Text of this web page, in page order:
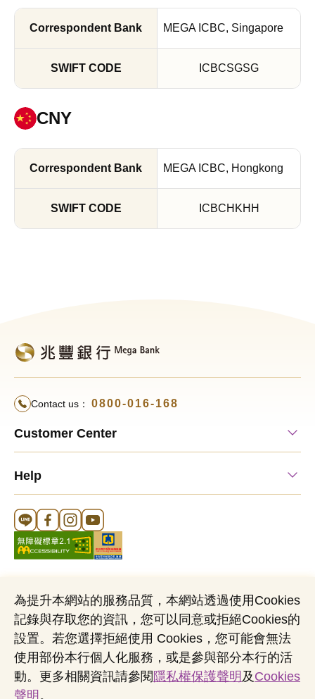
MEGA ICBC, Singapore
ICBCSGSG
CNY
MEGA ICBC, Hongkong
ICBCHKHH
Contact us： 0800-016-168
Customer Center
Help
Line 官方帳號
FB 官方帳號
Instagram 官方帳號
YouTube 官方帳號
Cookies Notice Sitemap Personal Data Protection Act
Name of Business Entity：Mega International Commercial Bank,
Ltd
Business Administration Number：03705903
為提升本網站的服務品質，本網站透過使用Cookies
記錄與存取您的資訊，您可以同意或拒絕Cookies的
設置。若您選擇拒絕使用 Cookies，您可能會無法
使用部份本行個人化服務，或是參與部分本行的活
動。更多相關資訊請參閱 隱私權保護聲明 及 Cookies
聲明 。